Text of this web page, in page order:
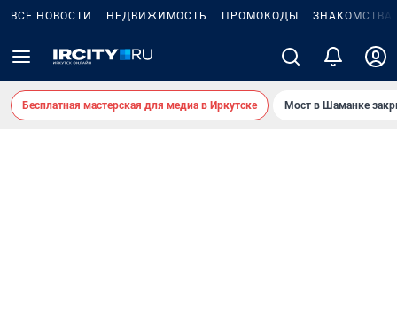
ВСЕ НОВОСТИ НЕДВИЖИМОСТЬ ПРОМОКОДЫ ЗНАКОМСТВА
Бесплатная мастерская для медиа в Иркутске Мост в Шаманке